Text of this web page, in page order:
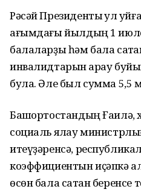
Рәсәй Президенты ҡул
ағымдағы йылдың 1
балаларҙы һәм бала
инвалидтарын ҡарау
була. Әле был сумма 5,5
Башҡортостандың Ғаилә,
социаль яҡлау
итеүҙәренсә,
коэффициентын иҫәпкә
өсөн бала саҡтан